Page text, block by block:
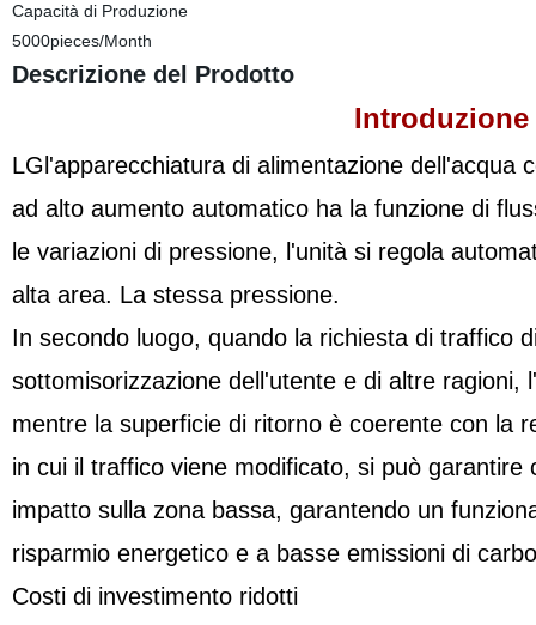
Capacità di Produzione
5000pieces/Month
Descrizione del Prodotto
LGl'apparecchiatura di alimentazione dell'acqua
ad alto aumento automatico ha la funzione di
le variazioni di pressione, l'unità si regola
alta area. La stessa pressione.
In secondo luogo, quando la richiesta di traffico
sottomisorizzazione dell'utente e di altre
mentre la superficie di ritorno è coerente con la
in cui il traffico viene modificato, si può
impatto sulla zona bassa, garantendo un
risparmio energetico e a basse emissioni di
Costi di investimento ridotti